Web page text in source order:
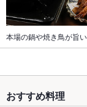
本場の鍋や焼き鳥が旨い
おすすめ料理